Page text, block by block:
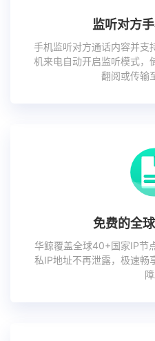
监听对方
手机监听对方通话内容并支
机来电自动开启监听模式，
翻阅或传输
免费的全
华鲸覆盖全球40+国家IP节
私IP地址不再泄露，极速畅
障